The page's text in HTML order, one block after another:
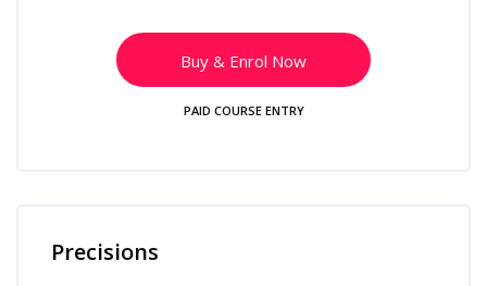
Buy & Enrol Now
PAID COURSE ENTRY
Precisions